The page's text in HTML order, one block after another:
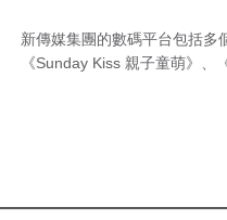
新傳媒集團的數碼平台包括多
《Sunday Kiss 親子童萌》